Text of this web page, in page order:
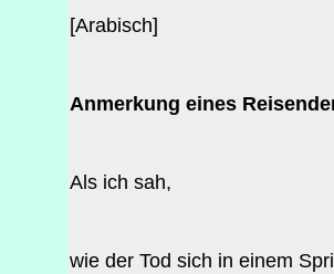
[Arabisch]
Anmerkung eines
Als ich sah,
wie der Tod sich in einem